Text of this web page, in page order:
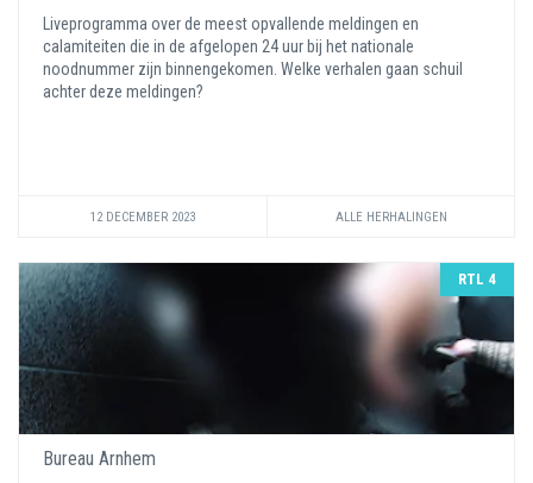
Liveprogramma over de meest opvallende meldingen en
calamiteiten die in de afgelopen 24 uur bij het nationale
noodnummer zijn binnengekomen. Welke verhalen gaan schuil
achter deze meldingen?
12 DECEMBER 2023 ALLE HERHALINGEN
RTL 4
Bureau Arnhem